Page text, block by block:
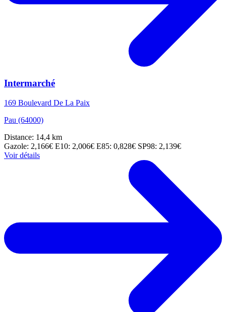
Intermarché
169 Boulevard De La Paix
Pau (64000)
Distance: 14,4 km
Gazole: 2,166€ E10: 2,006€ E85: 0,828€ SP98: 2,139€
Voir détails